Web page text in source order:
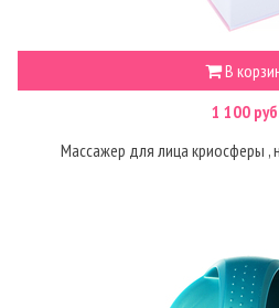
В
1 100
Массажер для лица криосферы ,